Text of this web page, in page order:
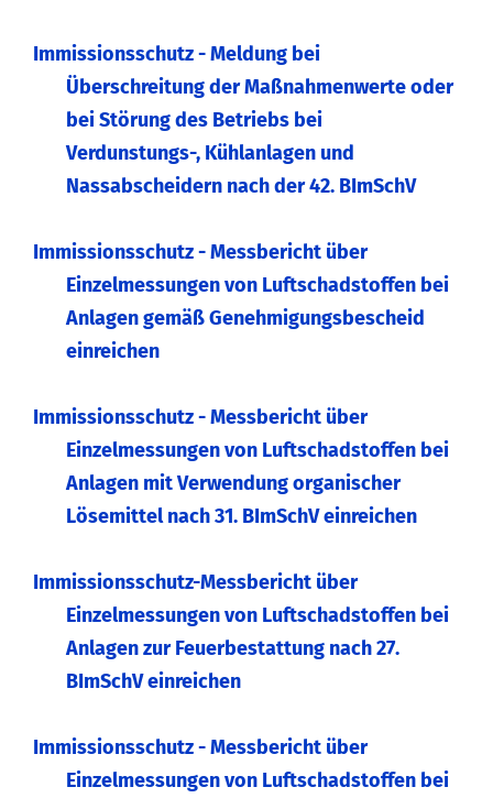
Immissionsschutz - Meldung bei
Überschreitung der Maßnahmenwerte oder
bei Störung des Betriebs bei
Verdunstungs-, Kühlanlagen und
Nassabscheidern nach der 42. BImSchV
Immissionsschutz - Messbericht über
Einzelmessungen von Luftschadstoffen bei
Anlagen gemäß Genehmigungsbescheid
einreichen
Immissionsschutz - Messbericht über
Einzelmessungen von Luftschadstoffen bei
Anlagen mit Verwendung organischer
Lösemittel nach 31. BImSchV einreichen
Immissionsschutz-Messbericht über
Einzelmessungen von Luftschadstoffen bei
Anlagen zur Feuerbestattung nach 27.
BImSchV einreichen
Immissionsschutz - Messbericht über
Einzelmessungen von Luftschadstoffen bei